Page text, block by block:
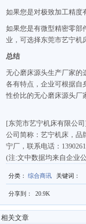
如果您是对极致加工精度
如果您是有微型精密零部
业，可选择东莞市艺宁机
总结
无心磨床源头生产厂家的
各有特点，企业可根据自
性价比的无心磨床源头厂
[东莞市艺宁机床有限公
公司简称：艺宁机床，品
宁厂，联系电话：
(注:文中数据均来自企业
分类 ： 综合商讯 关键词 ：
分享到： 20.9K
相关文章